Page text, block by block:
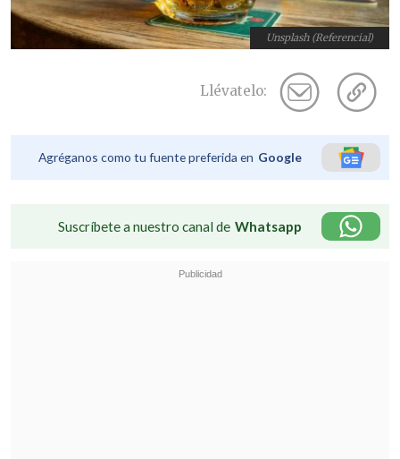
Unsplash (Referencial)
Llévatelo:
Agréganos como tu fuente preferida en Google
Suscríbete a nuestro canal de Whatsapp